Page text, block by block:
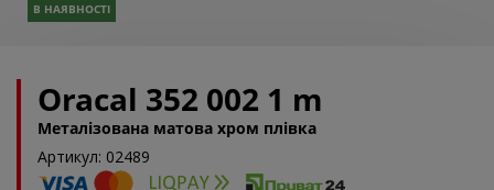
В НАЯВНОСТІ
Oracal 352 002 1 m
Металізована матова хром плівка
Артикул: 02489